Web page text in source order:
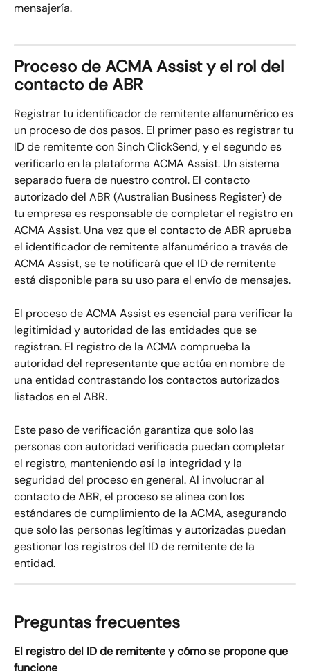
mensajería.
Proceso de ACMA Assist y el rol del
contacto de ABR
Registrar tu identificador de remitente alfanumérico es
un proceso de dos pasos. El primer paso es registrar tu
ID de remitente con Sinch ClickSend, y el segundo es
verificarlo en la plataforma ACMA Assist. Un sistema
separado fuera de nuestro control. El contacto
autorizado del ABR (Australian Business Register) de
tu empresa es responsable de completar el registro en
ACMA Assist. Una vez que el contacto de ABR aprueba
el identificador de remitente alfanumérico a través de
ACMA Assist, se te notificará que el ID de remitente
está disponible para su uso para el envío de mensajes.
El proceso de ACMA Assist es esencial para verificar la
legitimidad y autoridad de las entidades que se
registran. El registro de la ACMA comprueba la
autoridad del representante que actúa en nombre de
una entidad contrastando los contactos autorizados
listados en el ABR.
Este paso de verificación garantiza que solo las
personas con autoridad verificada puedan completar
el registro, manteniendo así la integridad y la
seguridad del proceso en general. Al involucrar al
contacto de ABR, el proceso se alinea con los
estándares de cumplimiento de la ACMA, asegurando
que solo las personas legítimas y autorizadas puedan
gestionar los registros del ID de remitente de la
entidad.
Preguntas frecuentes
El registro del ID de remitente y cómo se propone que
funcione